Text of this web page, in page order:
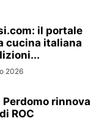
il portale
cucina italiana
2026
rinnova
ROC